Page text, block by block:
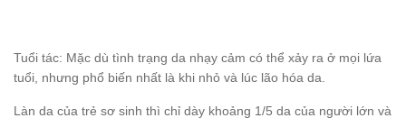
Tuổi tác: Mặc dù tình trạng da nhạy cảm có thể xảy ra ở mọi lứa
tuổi, nhưng phổ biến nhất là khi nhỏ và lúc lão hóa da.
Làn da của trẻ sơ sinh thì chỉ dày khoảng 1/5 da của người lớn và